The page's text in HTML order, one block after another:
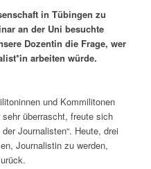
in Tübingen zu
an der Uni besuchte
Dozentin die Frage, wer
arbeiten würde.
und Kommilitonen
überrascht, freute sich
Journalisten“. Heute, drei
Journalistin zu werden,